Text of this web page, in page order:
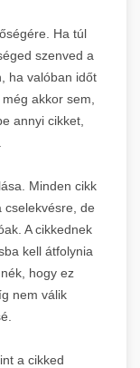
Ha túl
szenved a
ha valóban időt
akkor sem,
annyi cikket,
Minden cikk
cselekvésre, de
A cikkednek
kell átfolynia
hogy ez
nem válik
a cikked